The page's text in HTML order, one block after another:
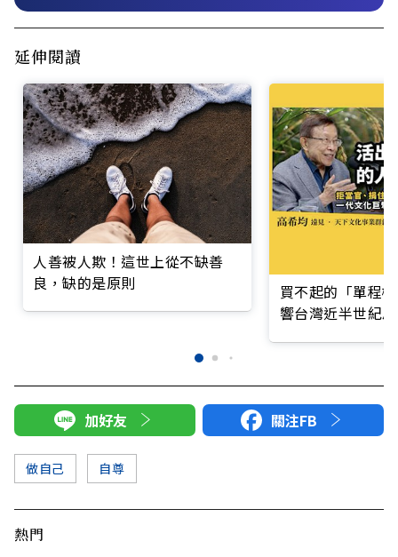
延伸閱讀
人善被人欺！這世上從不缺善
良，缺的是原則
買不起的「單程
響台灣近半世紀
加好友 關注FB
做自己 自尊
熱門